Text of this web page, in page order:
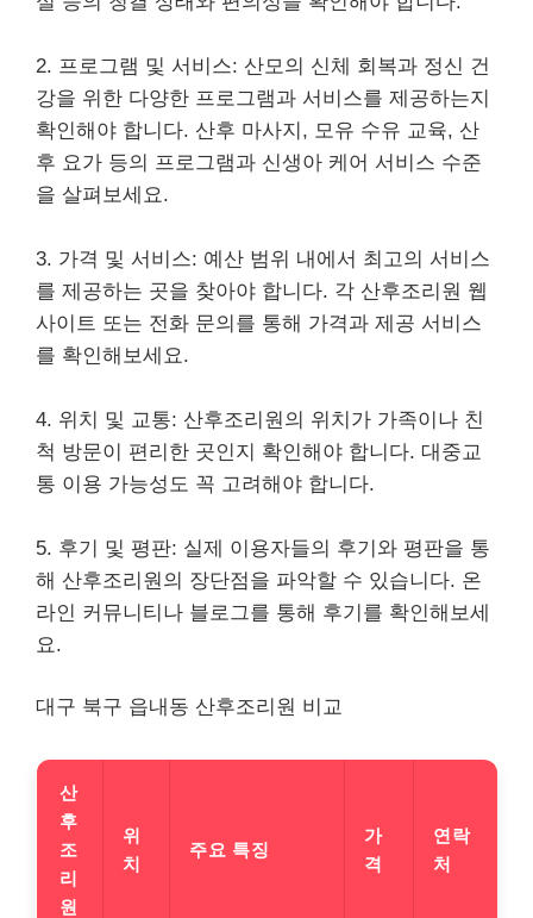
2. 프로그램 및 서비스: 산모의 신체 회복과 정신 건
강을 위한 다양한 프로그램과 서비스를 제공하는지
확인해야 합니다. 산후 마사지, 모유 수유 교육, 산
후 요가 등의 프로그램과 신생아 케어 서비스 수준
을 살펴보세요.
3. 가격 및 서비스: 예산 범위 내에서 최고의 서비스
를 제공하는 곳을 찾아야 합니다. 각 산후조리원 웹
사이트 또는 전화 문의를 통해 가격과 제공 서비스
를 확인해보세요.
4. 위치 및 교통: 산후조리원의 위치가 가족이나 친
척 방문이 편리한 곳인지 확인해야 합니다. 대중교
통 이용 가능성도 꼭 고려해야 합니다.
5. 후기 및 평판: 실제 이용자들의 후기와 평판을 통
해 산후조리원의 장단점을 파악할 수 있습니다. 온
라인 커뮤니티나 블로그를 통해 후기를 확인해보세
요.
대구 북구 읍내동 산후조리원 비교
산
후
조
리
원
위
치
주요 특징
가
격
연락
처